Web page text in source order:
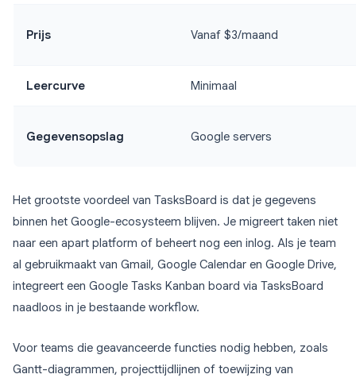
Prijs Vanaf $3/maand
Leercurve Minimaal
Gegevensopslag Google servers
Het grootste voordeel van TasksBoard is dat je gegevens
binnen het Google-ecosysteem blijven. Je migreert taken niet
naar een apart platform of beheert nog een inlog. Als je team
al gebruikmaakt van Gmail, Google Calendar en Google Drive,
integreert een Google Tasks Kanban board via TasksBoard
naadloos in je bestaande workflow.
Voor teams die geavanceerde functies nodig hebben, zoals
Gantt-diagrammen, projecttijdlijnen of toewijzing van